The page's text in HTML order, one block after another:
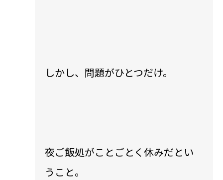
しかし、問題がひとつだけ。
夜ご飯処がことごとく休みだとい
うこと。